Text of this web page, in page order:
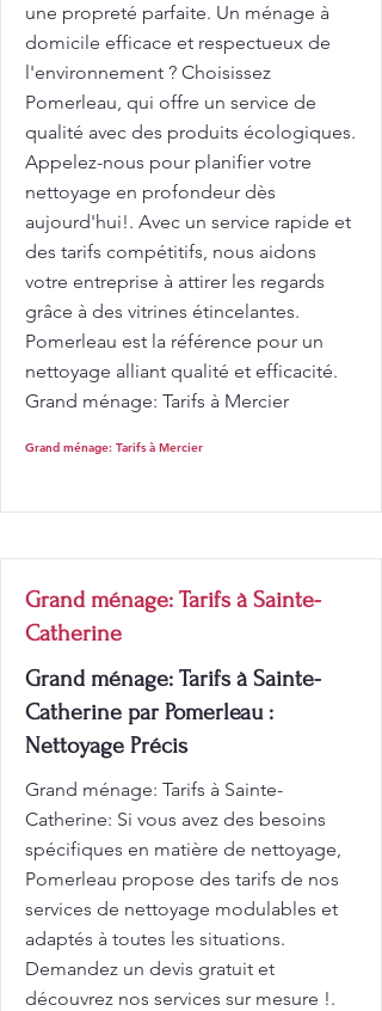
une propreté parfaite. Un ménage à
domicile efficace et respectueux de
l'environnement ? Choisissez
Pomerleau, qui offre un service de
qualité avec des produits écologiques.
Appelez-nous pour planifier votre
nettoyage en profondeur dès
aujourd'hui!. Avec un service rapide et
des tarifs compétitifs, nous aidons
votre entreprise à attirer les regards
grâce à des vitrines étincelantes.
Pomerleau est la référence pour un
nettoyage alliant qualité et efficacité.
Grand ménage: Tarifs à Mercier
Grand ménage: Tarifs à Mercier
Grand ménage: Tarifs à Sainte-
Catherine
Grand ménage: Tarifs à Sainte-
Catherine par Pomerleau :
Nettoyage Précis
Grand ménage: Tarifs à Sainte-
Catherine: Si vous avez des besoins
spécifiques en matière de nettoyage,
Pomerleau propose des tarifs de nos
services de nettoyage modulables et
adaptés à toutes les situations.
Demandez un devis gratuit et
découvrez nos services sur mesure !.